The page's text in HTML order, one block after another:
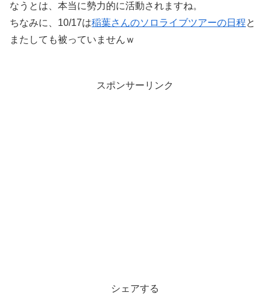
なうとは、本当に勢力的に活動されますね。
ちなみに、10/17は稲葉さんのソロライブツアーの日程と
またしても被っていませんｗ
スポンサーリンク
シェアする